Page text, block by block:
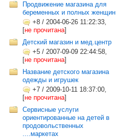
Продвижение магазина для
беременных и полных женщин
+8 / 2004-06-26 11:22:33,
[не прочитана]
Детский магазин и мед.центр
+5 / 2007-09-09 22:44:58,
[не прочитана]
Название детского магазина
одежды и игрушек
+7 / 2009-10-11 18:37:00,
[не прочитана]
Сервисные услуги
ориентированные на детей в
продовольственных
....маркетах